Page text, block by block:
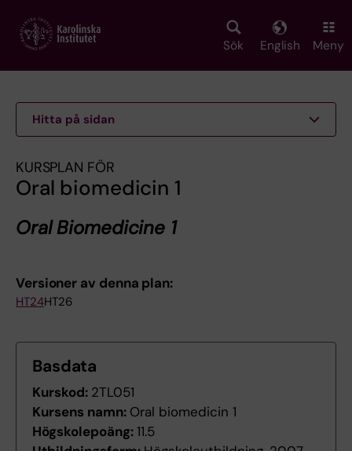
main
Sök English Meny
Hitta på sidan
KURSPLAN FÖR
Oral biomedicin 1
Oral Biomedicine 1
Versioner av denna plan:
HT24HT26
Basdata
Kurskod: 2TL051
Kursens namn: Oral biomedicin 1
Högskolepoäng:11.5